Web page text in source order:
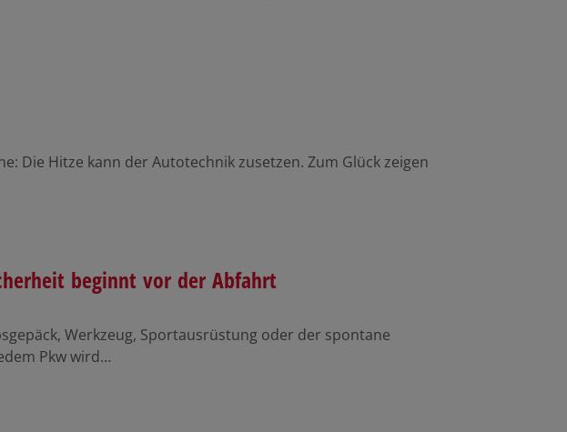
Die Hitze kann der Autotechnik zusetzen. Zum Glück zeigen
beginnt vor der Abfahrt
Werkzeug, Sportausrüstung oder der spontane
Pkw wird…